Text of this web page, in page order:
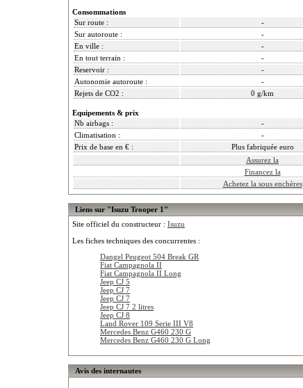
Consommations
Sur route :
-
Sur autoroute :
-
En ville :
-
En tout terrain :
-
Reservoir :
-
Autonomie autoroute :
-
Rejets de CO2 :
0 g/km
Equipements & prix
Nb airbags :
-
Climatisation :
-
Prix de base en € :
Plus fabriquée euro
Assurez la
Financez la
Achetez la sous enchères
Liens sur "Isuzu Trooper 1"
Site officiel du constructeur : Isuzu
Les fiches techniques des concurrentes :
Dangel Peugeot 504 Break GR
Fiat Campagnola II
Fiat Campagnola II Long
Jeep CJ 5
Jeep CJ 7
Jeep CJ 7
Jeep CJ 7 2 litres
Jeep CJ 8
Land Rover 109 Serie III V8
Mercedes Benz G460 230 G
Mercedes Benz G460 230 G Long
Avis des internautes